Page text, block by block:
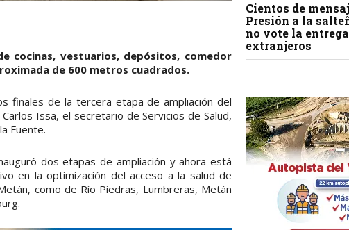
cocinas, vestuarios, depósitos, comedor
de 600 metros cuadrados.
finales de la tercera etapa de ampliación del
Issa, el secretario de Servicios de Salud,
Fuente.
dos etapas de ampliación y ahora está
en la optimización del acceso a la salud de
como de Río Piedras, Lumbreras, Metán
Cientos de
Presión a la
no vote la
extranjeros